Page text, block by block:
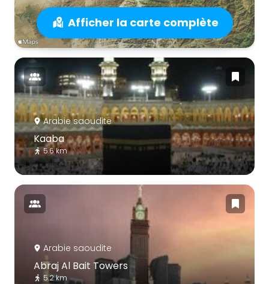
Afficher la carte complète
Arabie saoudite
Kaaba
5.6 km
Arabie saoudite
Abraj Al Bait Towers
5.2 km